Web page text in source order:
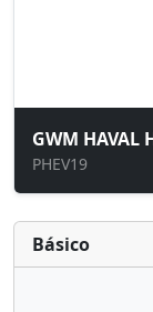
GWM HAVAL
PHEV19
Básico